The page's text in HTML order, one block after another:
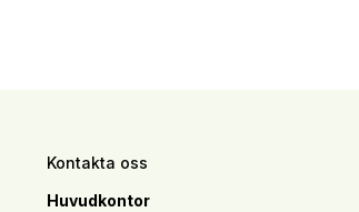
Kontakta oss
Huvudkontor